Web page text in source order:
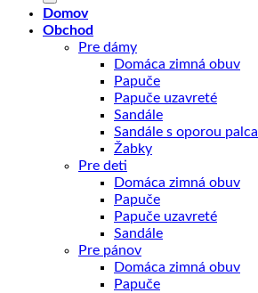
Domov
Obchod
Pre dámy
Domáca zimná obuv
Papuče
Papuče uzavreté
Sandále
Sandále s oporou palca
Žabky
Pre deti
Domáca zimná obuv
Papuče
Papuče uzavreté
Sandále
Pre pánov
Domáca zimná obuv
Papuče